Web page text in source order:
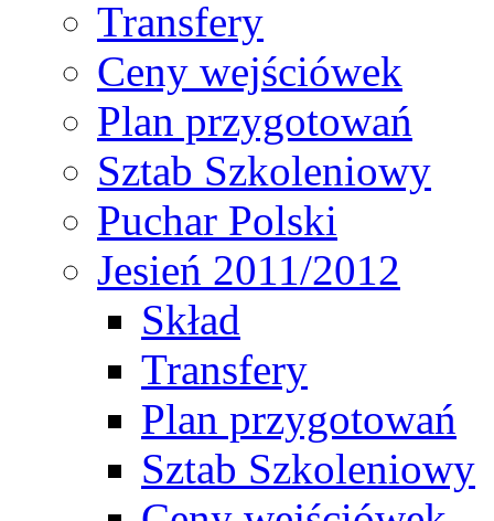
Transfery
Ceny wejściówek
Plan przygotowań
Sztab Szkoleniowy
Puchar Polski
Jesień 2011/2012
Skład
Transfery
Plan przygotowań
Sztab Szkoleniowy